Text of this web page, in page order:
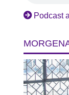
Podcast